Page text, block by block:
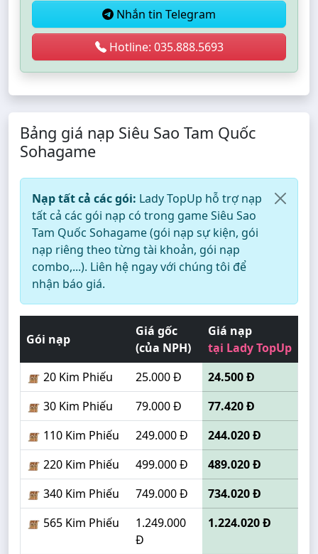
Nhắn tin Telegram
Hotline: 035.888.5693
Bảng giá nạp Siêu Sao Tam Quốc
Sohagame
Nạp tất cả các gói: Lady TopUp hỗ trợ nạp
tất cả các gói nạp có trong game Siêu Sao
Tam Quốc Sohagame (gói nạp sự kiện, gói
nạp riêng theo từng tài khoản, gói nạp
combo,...). Liên hệ ngay với chúng tôi để
nhận báo giá.
Gói nạp
Giá gốc
(của NPH)
Giá nạp
tại Lady TopUp
20 Kim Phiếu
25.000 Đ
24.500 Đ
30 Kim Phiếu
79.000 Đ
77.420 Đ
110 Kim Phiếu
249.000 Đ
244.020 Đ
220 Kim Phiếu
499.000 Đ
489.020 Đ
340 Kim Phiếu
749.000 Đ
734.020 Đ
565 Kim Phiếu
1.249.000
Đ
1.224.020 Đ